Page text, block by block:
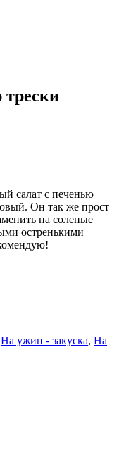
трески
салат с печенью
Он так же прост
на соленые
остренькими
На ужин - закуска, На